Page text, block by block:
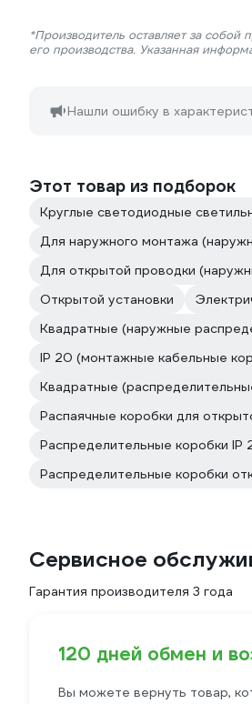
*Производитель оставляет за
его производства. Указанная
Нашли ошибку в
Этот товар из подборок
Круглые светодиодные
Для наружного монтажа
Для открытой проводки
Открытой установки
Квадратные (наружные
IP 20 (монтажные кабельные
Квадратные
Распаячные коробки для
Распределительные коробки IP
Распределительные коробки
Сервисное
Гарантия производителя 3 года
120 дней обмен и
Вы можете вернуть товар,